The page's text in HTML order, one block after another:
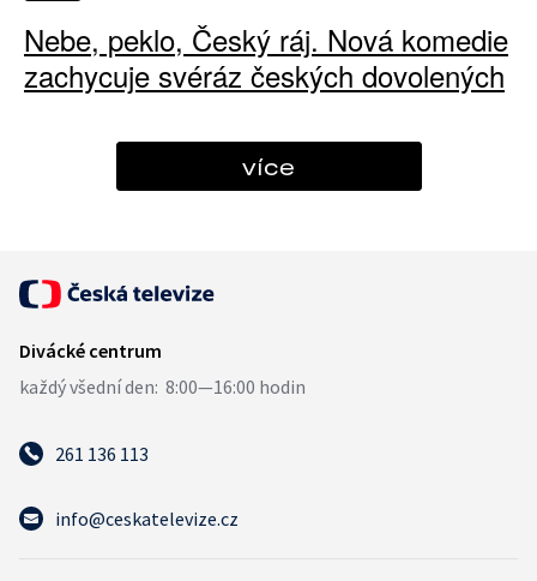
Nebe, peklo, Český ráj. Nová komedie
zachycuje svéráz českých dovolených
více
261 136 113
info@ceskatelevize.cz